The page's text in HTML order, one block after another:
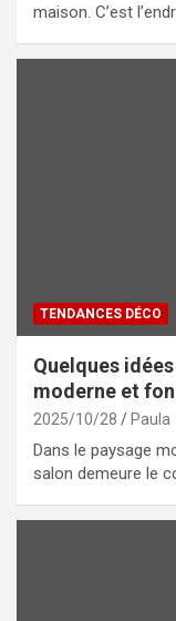
maison. C’est
TENDANCES DÉCO
Quelques
moderne et
2025/10/28 Paula
Dans le paysage
salon demeure le